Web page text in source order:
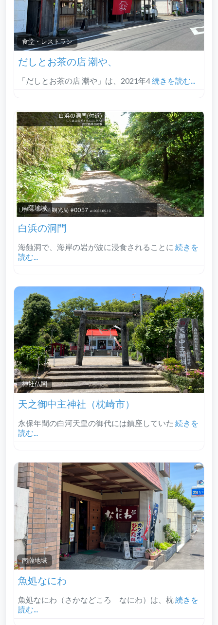
食堂・レストラン
だしとお茶の店 潮や、
「だしとお茶の店 潮や」は、2021年4続きを読む...
南薩地域‎
白浜の洞門
海蝕洞で、海岸の岩が波に浸食されることに 続きを
読む...
神社仏閣
天之御中主神社（枕崎市）
永保年間の白河天皇の御代には鎮座していた 続きを
読む...
南薩地域‎
魚処なにわ
魚処なにわ（さかなどころ なにわ）は、枕 続きを
読む...